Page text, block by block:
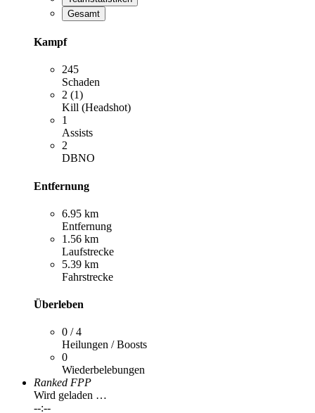
Gesamt
Kampf
245
Schaden
2 (1)
Kill (Headshot)
1
Assists
2
DBNO
Entfernung
6.95 km
Entfernung
1.56 km
Laufstrecke
5.39 km
Fahrstrecke
Überleben
0 / 4
Heilungen / Boosts
0
Wiederbelebungen
Ranked FPP
Wird geladen …
--:--